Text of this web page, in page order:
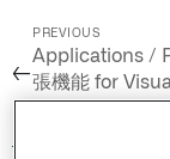
←
PREVIOUS
Applications /
張機能 for